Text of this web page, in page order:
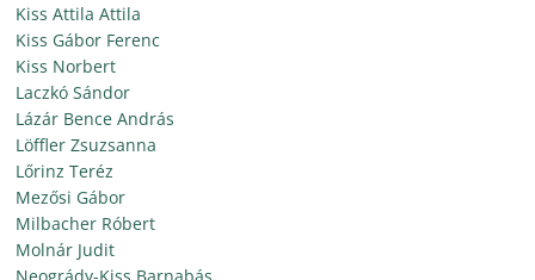
Kiss Attila Attila
Kiss Gábor Ferenc
Kiss Norbert
Laczkó Sándor
Lázár Bence András
Löffler Zsuzsanna
Lőrinz Teréz
Mezősi Gábor
Milbacher Róbert
Molnár Judit